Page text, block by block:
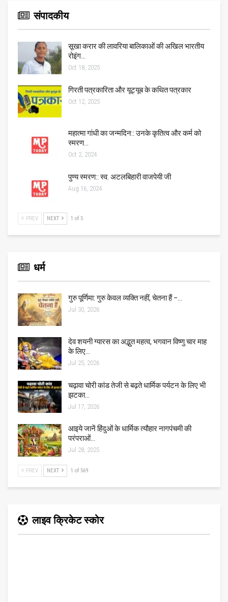
संपादकीय
सूखा करार की लावरिया बालिकाओं की अखिल भारतीय
रोइंग…
Oct 18, 2025
गिरती पत्रकारिता और यूट्यूब के कथित पत्रकार
Oct 12, 2025
महात्मा गांधी का जन्मदिन:: उनके कृतित्व और कर्म को
स्मरण…
Oct 2, 2024
पुण्य स्मरण:: स्व. अटलबिहारी वाजपेयी जी
Aug 16, 2024
PREV NEXT 1 of 5
धर्म
गुरु पूर्णिमा: गुरु केवल व्यक्ति नहीं, चेतना हैं –…
Jul 30, 2026
देव शयनी ग्यारस का अद्भुत महत्व, भगवान विष्णु चार माह
के लिए…
Jul 25, 2026
चढ़ावा चोरी कांड तेजी से बढ़ते धार्मिक पर्यटन के लिए भी
झटका…
Jul 17, 2026
आइये जानें हिंदुओं के धार्मिक त्यौहार नागपंचमी की
परंपराओं…
Jul 28, 2025
PREV NEXT 1 of 569
लाइव क्रिकेट स्कोर